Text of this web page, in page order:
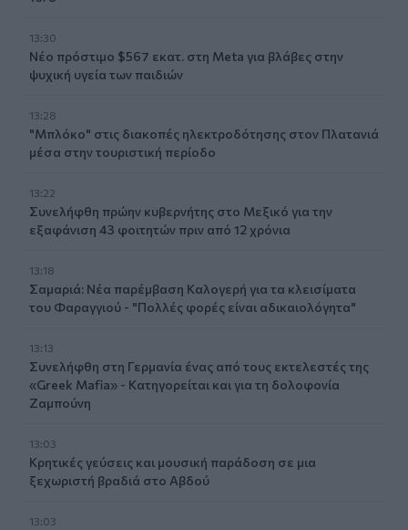
13:30
Νέο πρόστιμο $567 εκατ. στη Meta για βλάβες στην
ψυχική υγεία των παιδιών
13:28
"Μπλόκο" στις διακοπές ηλεκτροδότησης στον Πλατανιά
μέσα στην τουριστική περίοδο
13:22
Συνελήφθη πρώην κυβερνήτης στο Μεξικό για την
εξαφάνιση 43 φοιτητών πριν από 12 χρόνια
13:18
Σαμαριά: Νέα παρέμβαση Καλογερή για τα κλεισίματα
του Φαραγγιού - "Πολλές φορές είναι αδικαιολόγητα"
13:13
Συνελήφθη στη Γερμανία ένας από τους εκτελεστές της
«Greek Mafia» - Κατηγορείται και για τη δολοφονία
Ζαμπούνη
13:03
Κρητικές γεύσεις και μουσική παράδοση σε μια
ξεχωριστή βραδιά στο Αβδού
13:03